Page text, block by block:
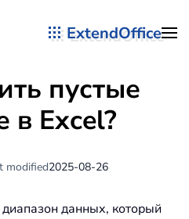
ExtendOffice
пустые
в Excel?
modified2025-08-26
данных, который